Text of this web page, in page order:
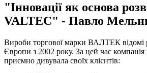
"Інновації як основа
VALTEC" - Павло
Вироби торгової марки ВАЛТЕК відомі
Європи з 2002 року. За цей час компанія
приємно дивувала своїх клієнтів: